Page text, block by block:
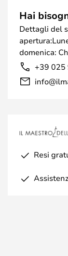
Hai
Dettagli del
domenica:
+39 025
Resi